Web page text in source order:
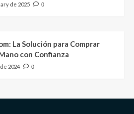
de 2025 0
La Solución para Comprar
con Confianza
2024 0